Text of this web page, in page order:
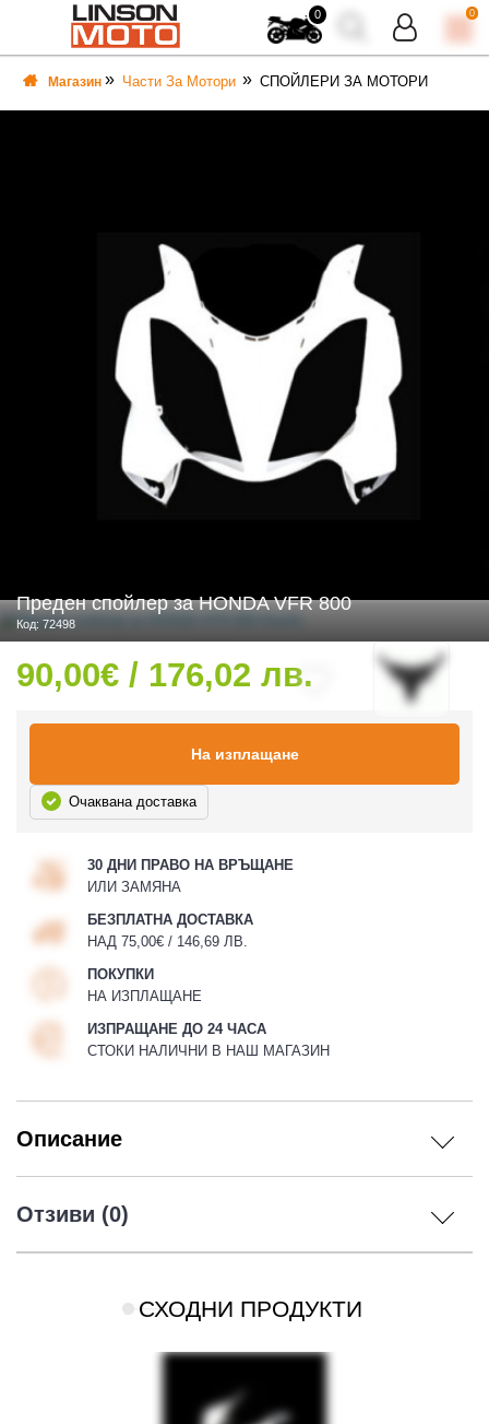
ЕКИПИРОВКА
0 0
Магазин Части За Мотори СПОЙЛЕРИ ЗА МОТОРИ
Преден спойлер за HONDA VFR 800
Код: 72498
90,00€ / 176,02 лв.
На изплащане
Очаквана доставка
30 ДНИ ПРАВО НА ВРЪЩАНЕ
ИЛИ ЗАМЯНА
БЕЗПЛАТНА ДОСТАВКА
НАД 75,00€ / 146,69 ЛВ.
ПОКУПКИ
НА ИЗПЛАЩАНЕ
ИЗПРАЩАНЕ ДО 24 ЧАСА
СТОКИ НАЛИЧНИ В НАШ МАГАЗИН
Описание
Отзиви (0)
СХОДНИ ПРОДУКТИ